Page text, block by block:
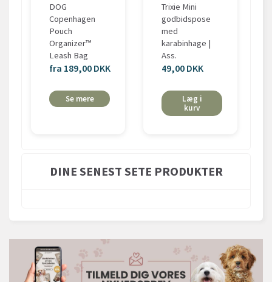
DOG
Copenhagen
Pouch
Organizer™
Leash Bag
fra 189,00 DKK
Se mere
Trixie Mini
godbidspose
med
karabinhage |
Ass.
49,00 DKK
Læg i
kurv
DINE SENEST SETE PRODUKTER